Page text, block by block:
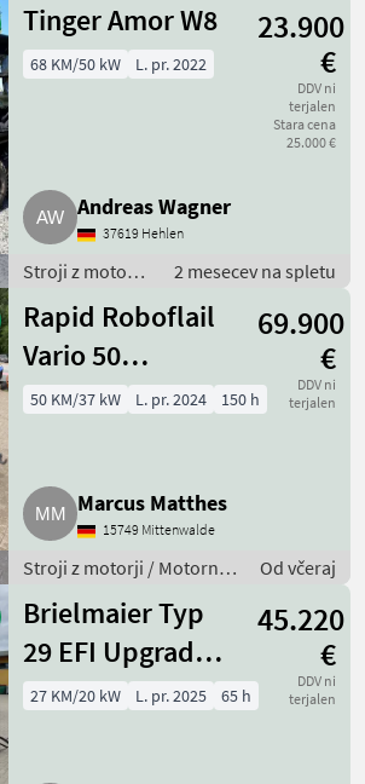
Sonstige
Tinger Amor W8
23.900
€
DDV ni
terjalen
Stara cena
25.000 €
68 KM/50 kW L. pr. 2022
Andreas Wagner
37619 Hehlen
Stroji z motorji
štirikolesnik
2 mesecev na spletu
Rapid Roboflail
Vario 50
Funkraupe
69.900
€
DDV ni
terjalen
50 KM/37 kW L. pr. 2024 150 h
Marcus Matthes
15749 Mittenwalde
Stroji z motorji / Motorna
Od včeraj
Brielmaier Typ
29 EFI Upgrade
Vorführmaschine
45.220
€
DDV ni
terjalen
27 KM/20 kW L. pr. 2025 65 h